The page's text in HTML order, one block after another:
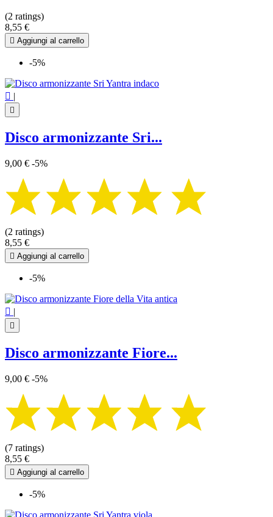
(2 ratings)
8,55 €
 Aggiungi al carrello
-5%
 |

Disco armonizzante Sri...
9,00 € -5%
(2 ratings)
8,55 €
 Aggiungi al carrello
-5%
 |

Disco armonizzante Fiore...
9,00 € -5%
(7 ratings)
8,55 €
 Aggiungi al carrello
-5%